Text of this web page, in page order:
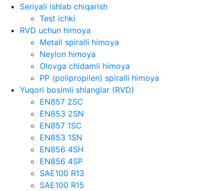
Seriyali ishlab chiqarish
Test ichki
RVD uchun himoya
Metall spiralli himoya
Neylon himoya
Olovga chidamli himoya
PP (polipropilen) spiralli himoya
Yuqori bosimli shlanglar (RVD)
EN857 2SC
EN853 2SN
EN857 1SC
EN853 1SN
EN856 4SH
EN856 4SP
SAE100 R13
SAE100 R15